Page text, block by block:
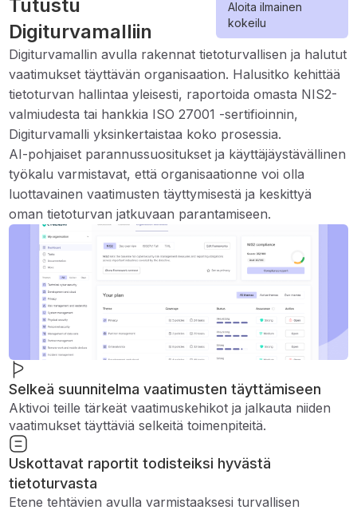
Tutustu
Digiturvamalliin
Aloita ilmainen
kokeilu
Digiturvamallin avulla rakennat tietoturvallisen ja halutut
vaatimukset täyttävän organisaation. Halusitko kehittää
tietoturvan hallintaa yleisesti, raportoida omasta NIS2-
valmiudesta tai hankkia ISO 27001 -sertifioinnin,
Digiturvamalli yksinkertaistaa koko prosessia.
AI-pohjaiset parannussuositukset ja käyttäjäystävällinen
työkalu varmistavat, että organisaationne voi olla
luottavainen vaatimusten täyttymisestä ja keskittyä
oman tietoturvan jatkuvaan parantamiseen.
Selkeä suunnitelma vaatimusten täyttämiseen
Aktivoi teille tärkeät vaatimuskehikot ja jalkauta niiden
vaatimukset täyttäviä selkeitä toimenpiteitä.
Uskottavat raportit todisteiksi hyvästä
tietoturvasta
Etene tehtävien avulla varmistaaksesi turvallisen